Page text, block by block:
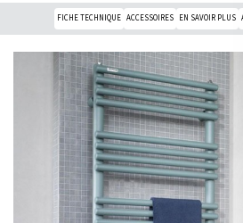
FICHE TECHNIQUE ACCESSOIRES EN SAVOIR PLUS